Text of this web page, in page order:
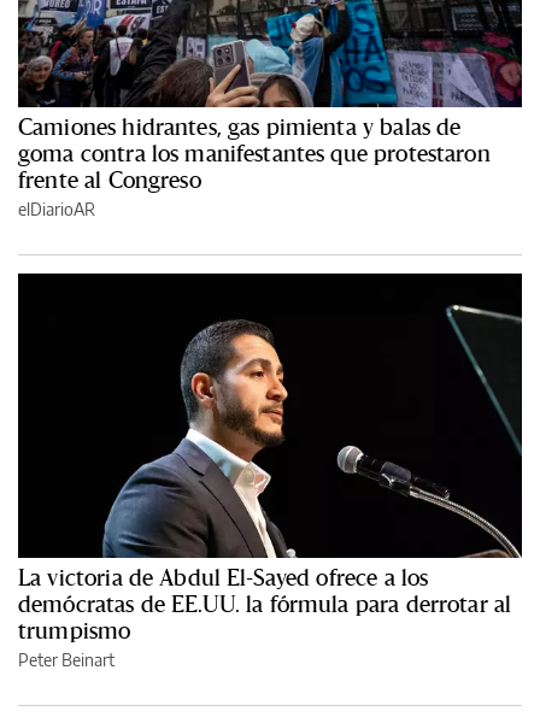
Camiones hidrantes, gas pimienta y balas de
goma contra los manifestantes que protestaron
frente al Congreso
elDiarioAR
La victoria de Abdul El-Sayed ofrece a los
demócratas de EE.UU. la fórmula para derrotar al
trumpismo
Peter Beinart